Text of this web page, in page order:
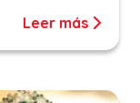
Leer más